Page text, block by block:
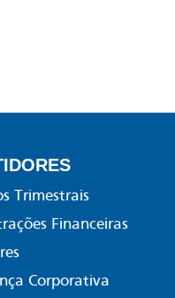
Trimestrais
Financeiras
Corporativa